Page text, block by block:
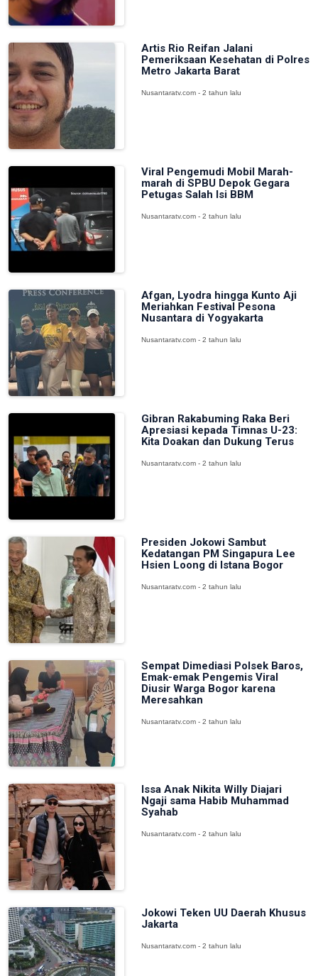
Artis Rio Reifan Jalani
Pemeriksaan Kesehatan di Polres
Metro Jakarta Barat
Nusantaratv.com - 2 tahun lalu
Viral Pengemudi Mobil Marah-
marah di SPBU Depok Gegara
Petugas Salah Isi BBM
Nusantaratv.com - 2 tahun lalu
Afgan, Lyodra hingga Kunto Aji
Meriahkan Festival Pesona
Nusantara di Yogyakarta
Nusantaratv.com - 2 tahun lalu
Gibran Rakabuming Raka Beri
Apresiasi kepada Timnas U-23:
Kita Doakan dan Dukung Terus
Nusantaratv.com - 2 tahun lalu
Presiden Jokowi Sambut
Kedatangan PM Singapura Lee
Hsien Loong di Istana Bogor
Nusantaratv.com - 2 tahun lalu
Sempat Dimediasi Polsek Baros,
Emak-emak Pengemis Viral
Diusir Warga Bogor karena
Meresahkan
Nusantaratv.com - 2 tahun lalu
Issa Anak Nikita Willy Diajari
Ngaji sama Habib Muhammad
Syahab
Nusantaratv.com - 2 tahun lalu
Jokowi Teken UU Daerah Khusus
Jakarta
Nusantaratv.com - 2 tahun lalu